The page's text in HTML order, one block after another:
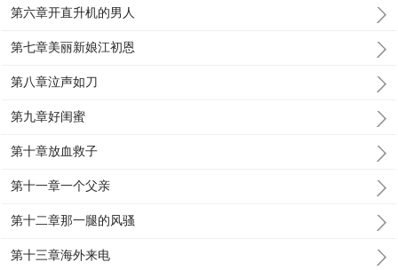
第六章开直升机的男人
第七章美丽新娘江初恩
第八章泣声如刀
第九章好闺蜜
第十章放血救子
第十一章一个父亲
第十二章那一腿的风骚
第十三章海外来电